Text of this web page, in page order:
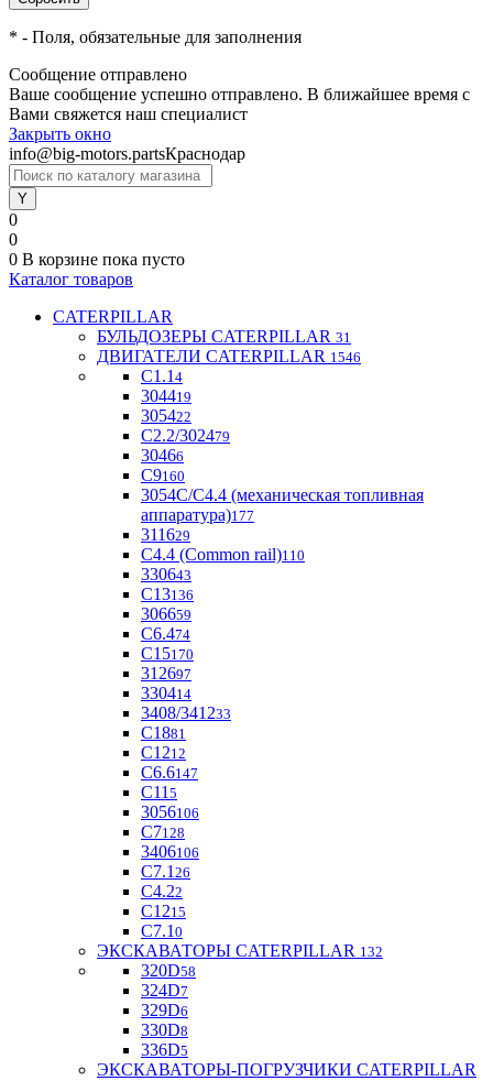
* - Поля, обязательные для заполнения
Сообщение отправлено
Ваше сообщение успешно отправлено. В ближайшее время с
Вами свяжется наш специалист
Закрыть окно
info@big-motors.partsКраснодар
0
0
0 В корзине пока пусто
Каталог товаров
CATERPILLAR
БУЛЬДОЗЕРЫ CATERPILLAR 31
ДВИГАТЕЛИ CATERPILLAR 1546
C1.1 4
304419
305422
С2.2/302479
30466
С9160
3054С/С4.4 (механическая топливная
аппаратура)177
311629
С4.4 (Common rail)110
330643
С13136
306659
С6.474
С15170
312697
330414
3408/341233
С1881
C1212
С6.6147
C11 5
3056106
С7128
3406106
C7.1 26
C4.22
С1215
С7.1 0
ЭКСКАВАТОРЫ CATERPILLAR 132
320D58
324D7
329D6
330D8
336D5
ЭКСКАВАТОРЫ-ПОГРУЗЧИКИ CATERPILLAR